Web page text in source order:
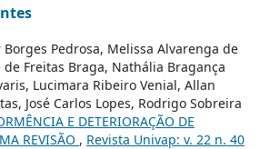
Pedrosa, Melissa Alvarenga de
de Freitas Braga, Nathália Bragança
Lucimara Ribeiro Venial, Allan
José Carlos Lopes, Rodrigo Sobreira
E DETERIORAÇÃO DE
REVISÃO , Revista Univap: v. 22 n. 40